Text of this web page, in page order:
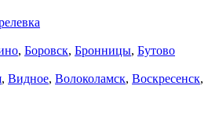
, Боровск, Бронницы, Бутово
, Видное, Волоколамск, Воскресенск,